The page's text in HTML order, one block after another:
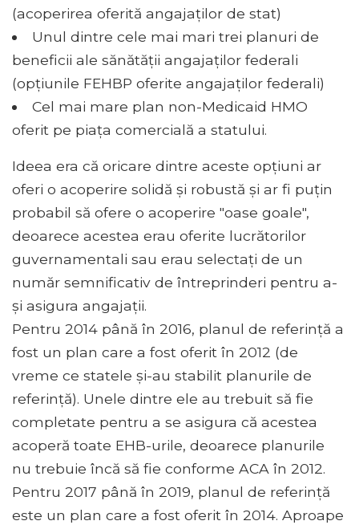
(acoperirea oferită angajaților de stat)
Unul dintre cele mai mari trei planuri de
beneficii ale sănătății angajaților federali
(opțiunile FEHBP oferite angajaților federali)
Cel mai mare plan non-Medicaid HMO
oferit pe piața comercială a statului.
Ideea era că oricare dintre aceste opțiuni ar
oferi o acoperire solidă și robustă și ar fi puțin
probabil să ofere o acoperire "oase goale",
deoarece acestea erau oferite lucrătorilor
guvernamentali sau erau selectați de un
număr semnificativ de întreprinderi pentru a-
și asigura angajații.
Pentru 2014 până în 2016, planul de referință a
fost un plan care a fost oferit în 2012 (de
vreme ce statele și-au stabilit planurile de
referință). Unele dintre ele au trebuit să fie
completate pentru a se asigura că acestea
acoperă toate EHB-urile, deoarece planurile
nu trebuie încă să fie conforme ACA în 2012.
Pentru 2017 până în 2019, planul de referință
este un plan care a fost oferit în 2014. Aproape